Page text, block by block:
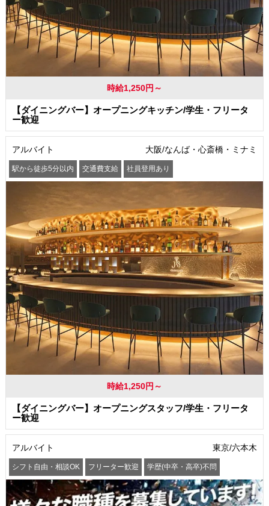
時給1,250円～
【ダイニングバー】オープニングキッチン/学生・フリータ
ー歓迎
アルバイト 大阪/なんば・心斎橋・ミナミ
駅から徒歩5分以内 交通費支給 社員登用あり
時給1,250円～
【ダイニングバー】オープニングスタッフ/学生・フリータ
ー歓迎
アルバイト 東京/六本木
シフト自由・相談OK フリーター歓迎 学歴(中卒・高卒)不問
髪型・髪色自由 交通費支給